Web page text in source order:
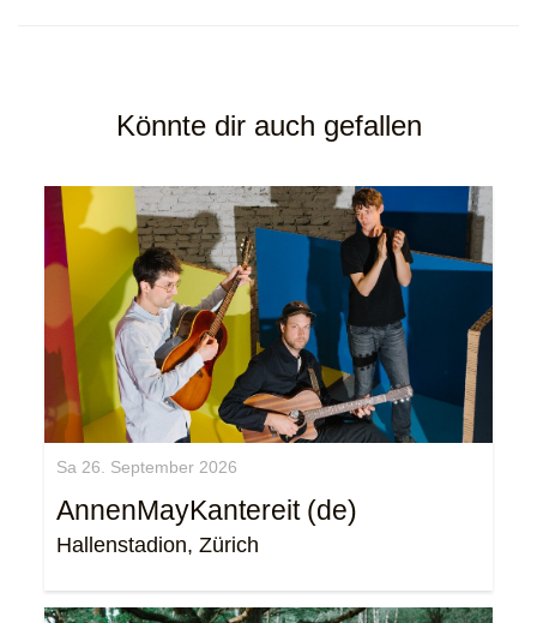
Könnte dir auch gefallen
Sa 26. September 2026
AnnenMayKantereit (de)
Hallenstadion, Zürich